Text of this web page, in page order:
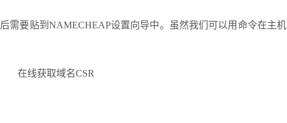
需要贴到NAMECHEAP设置向导中。虽然我们可以用命令在主机